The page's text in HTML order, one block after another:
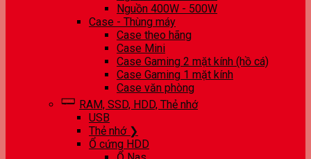
Nguồn 400W - 500W
Case - Thùng máy
Case theo hãng
Case Mini
Case Gaming 2 mặt kính (hồ cá)
Case Gaming 1 mặt kính
Case văn phòng
RAM, SSD, HDD, Thẻ nhớ
USB
Thẻ nhớ ❯
Ổ cứng HDD